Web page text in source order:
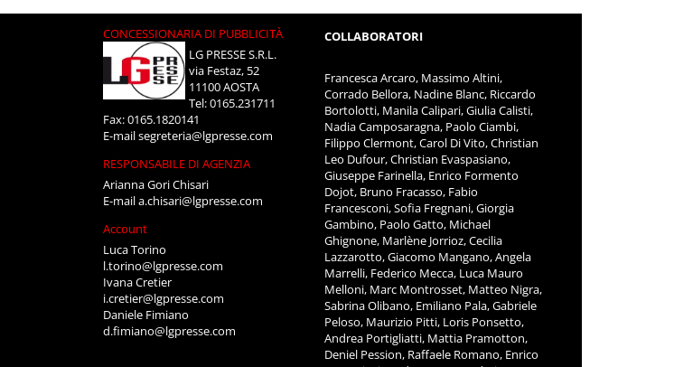
CONCESSIONARIA DI PUBBLICITÀ
LG PRESSE S.R.L.
via Festaz, 52
11100 AOSTA
Tel: 0165.231711
Fax: 0165.1820141
E-mailsegreteria@lgpresse.com
RESPONSABILE DI AGENZIA
Arianna Gori Chisari
E-maila.chisari@lgpresse.com
Account
Luca Torino
l.torino@lgpresse.com
Ivana Cretier
i.cretier@lgpresse.com
Daniele Fimiano
d.fimiano@lgpresse.com
COLLABORATORI
Francesca Arcaro, Massimo Altini,
Corrado Bellora, Nadine Blanc, Riccardo
Bortolotti, Manila Calipari, Giulia Calisti,
Nadia Camposaragna, Paolo Ciambi,
Filippo Clermont, Carol Di Vito, Christian
Leo Dufour, Christian Evaspasiano,
Giuseppe Farinella, Enrico Formento
Dojot, Bruno Fracasso, Fabio
Francesconi, Sofia Fregnani, Giorgia
Gambino, Paolo Gatto, Michael
Ghignone, Marlène Jorrioz, Cecilia
Lazzarotto, Giacomo Mangano, Angela
Marrelli, Federico Mecca, Luca Mauro
Melloni, Marc Montrosset, Matteo Nigra,
Sabrina Olibano, Emiliano Pala, Gabriele
Peloso, Maurizio Pitti, Loris Ponsetto,
Andrea Portigliatti, Mattia Pramotton,
Deniel Pession, Raffaele Romano, Enrico